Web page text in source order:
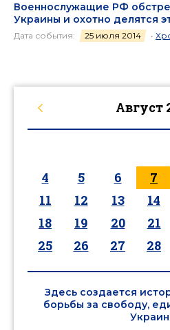
Военнослужащие РФ
Украины и охотно делятся
Дата события: 25 июля 2014 •
Август
4
5 6 7
11
12 13 14
18
19 20 21
25
26 27 28
Здесь создается
борьбы за свободу,